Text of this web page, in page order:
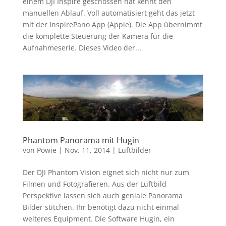
manuellen Ablauf. Voll automatisiert geht das jetzt
mit der InspirePano App (Apple). Die App übernimmt
die komplette Steuerung der Kamera für die
Aufnahmeserie. Dieses Video der...
Phantom Panorama mit Hugin
von Powie | Nov. 11, 2014| Luftbilder
Der DJI Phantom Vision eignet sich nicht nur zum
Filmen und Fotografieren. Aus der Luftbild
Perspektive lassen sich auch geniale Panorama
Bilder stitchen. Ihr benötigt dazu nicht einmal
weiteres Equipment. Die Software Hugin, ein